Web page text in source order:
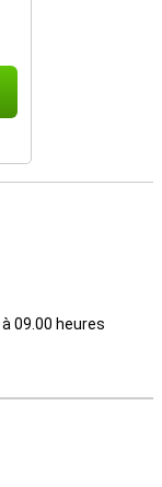
à 09.00 heures